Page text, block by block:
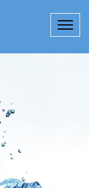
、提升、创新；饮